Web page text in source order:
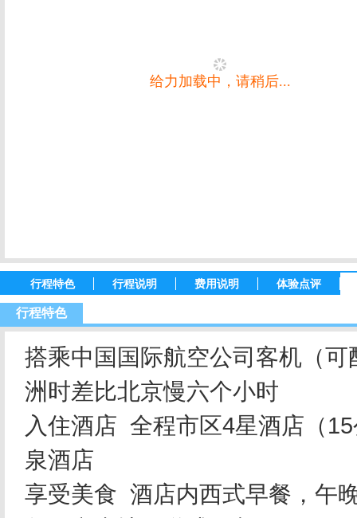
给力加载中，请稍后...
行程特色 行程说明 费用说明 体验点评
行程特色
搭乘中国国际航空公司客机（
洲时差比北京慢六个小时
入住酒店 全程市区4星酒店（
泉酒店
享受美食 酒店内西式早餐，午